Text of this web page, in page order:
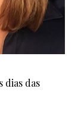
dias das